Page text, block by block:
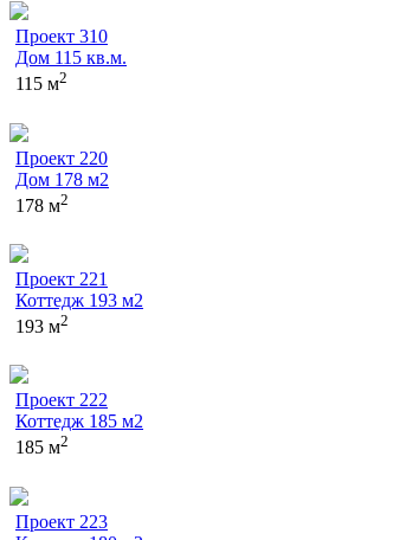
Проект 310
Дом 115 кв.м.
115 м2
Проект 220
Дом 178 м2
178 м2
Проект 221
Коттедж 193 м2
193 м2
Проект 222
Коттедж 185 м2
185 м2
Проект 223